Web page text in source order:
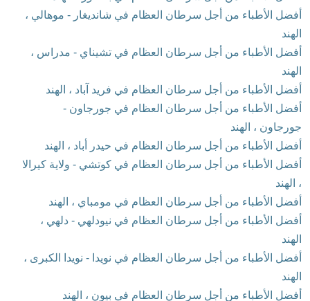
أفضل الأطباء من أجل سرطان العظام في شانديغار - موهالي ،
الهند
أفضل الأطباء من أجل سرطان العظام في تشيناي - مدراس ،
الهند
أفضل الأطباء من أجل سرطان العظام في فريد آباد ، الهند
أفضل الأطباء من أجل سرطان العظام في جورجاون -
جورجاون ، الهند
أفضل الأطباء من أجل سرطان العظام في حيدر أباد ، الهند
أفضل الأطباء من أجل سرطان العظام في كوتشي - ولاية كيرالا
، الهند
أفضل الأطباء من أجل سرطان العظام في مومباي ، الهند
أفضل الأطباء من أجل سرطان العظام في نيودلهي - دلهي ،
الهند
أفضل الأطباء من أجل سرطان العظام في نويدا - نويدا الكبرى ،
الهند
أفضل الأطباء من أجل سرطان العظام في بيون ، الهند